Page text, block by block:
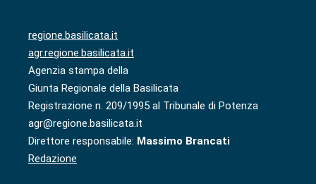
regione.basilicata.it
agr.regione.basilicata.it
Agenzia stampa della
Giunta Regionale della Basilicata
Registrazione n. 209/1995 al Tribunale di Potenza
agr@regione.basilicata.it
Direttore responsabile: Massimo Brancati
Redazione